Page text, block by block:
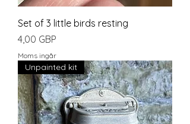
Set of 3 little birds resting
Pris
4,00 GBP
Moms ingår
Unpainted kit